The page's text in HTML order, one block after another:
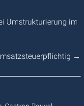
Umstrukturierung im
→